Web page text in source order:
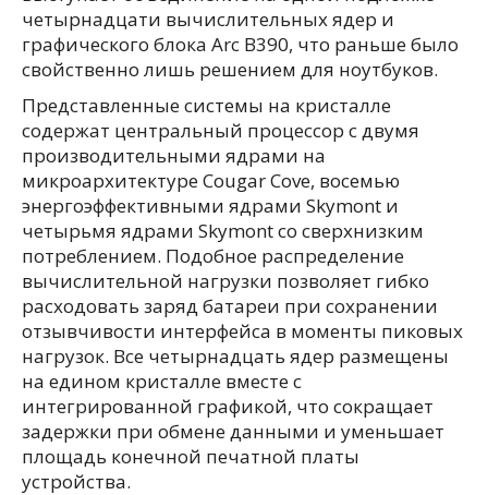
четырнадцати вычислительных ядер и
графического блока Arc B390, что раньше было
свойственно лишь решением для ноутбуков.
Представленные системы на кристалле
содержат центральный процессор с двумя
производительными ядрами на
микроархитектуре Cougar Cove, восемью
энергоэффективными ядрами Skymont и
четырьмя ядрами Skymont со сверхнизким
потреблением. Подобное распределение
вычислительной нагрузки позволяет гибко
расходовать заряд батареи при сохранении
отзывчивости интерфейса в моменты пиковых
нагрузок. Все четырнадцать ядер размещены
на едином кристалле вместе с
интегрированной графикой, что сокращает
задержки при обмене данными и уменьшает
площадь конечной печатной платы
устройства.